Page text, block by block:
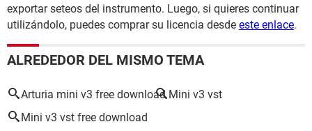
exportar seteos del instrumento. Luego, si quieres continuar
utilizándolo, puedes comprar su licencia desde este enlace.
ALREDEDOR DEL MISMO TEMA
Arturia mini v3 free download Mini v3 vst
Mini v3 vst free download